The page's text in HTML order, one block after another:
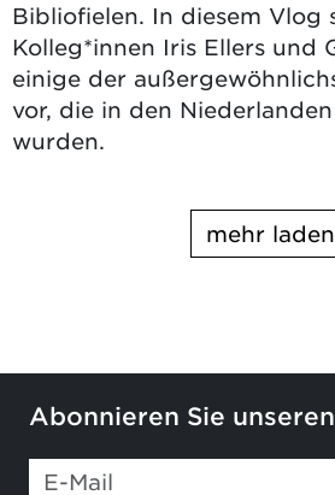
Bibliofielen. In diesem Vlog
Kolleg*innen Iris Ellers und
einige der
vor, die in den
wurden.
mehr laden
Abonnieren Sie